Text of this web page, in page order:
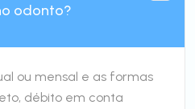
odonto?
ou mensal e as formas
débito em conta